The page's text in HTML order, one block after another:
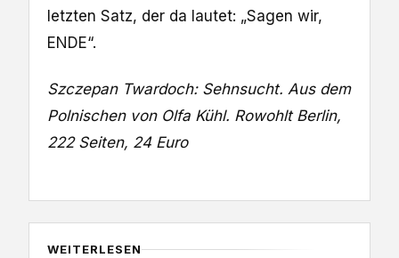
letzten Satz, der da lautet: „Sagen wir,
ENDE“.
Szczepan Twardoch: Sehnsucht. Aus dem
Polnischen von Olfa Kühl. Rowohlt Berlin,
222 Seiten, 24 Euro
WEITERLESEN